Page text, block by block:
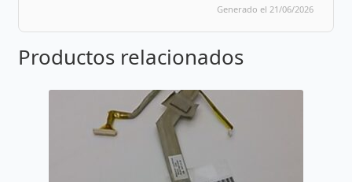
Generado el 21/06/2026
Productos relacionados